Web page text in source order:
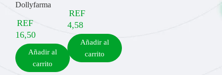
Dollyfarma
REF
16,50
Añadir al
carrito
REF
4,58
Añadir al
carrito